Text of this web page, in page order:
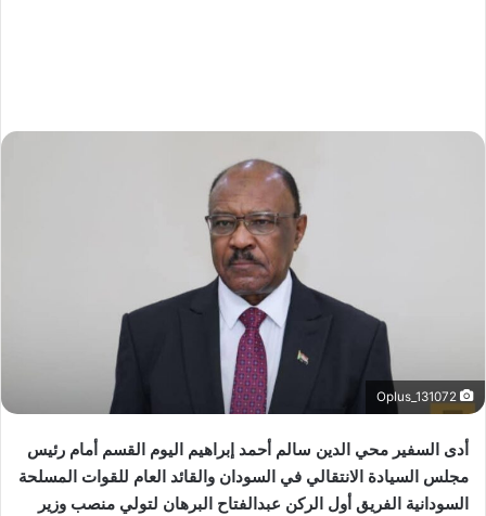
أدى السفير محي الدين سالم أحمد إبراهيم اليوم القسم أمام رئيس
مجلس السيادة الانتقالي في السودان والقائد العام للقوات المسلحة
السودانية الفريق أول الركن عبدالفتاح البرهان لتولي منصب وزير